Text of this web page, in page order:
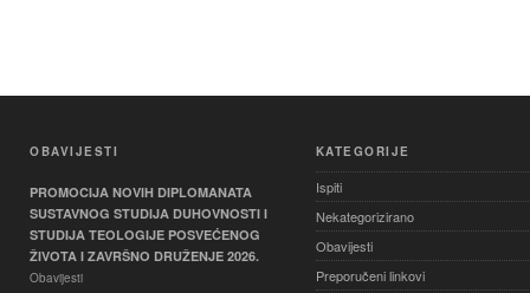
OBAVIJESTI
PROMOCIJA NOVIH DIPLOMANATA
SUSTAVNOG STUDIJA DUHOVNOSTI I
STUDIJA TEOLOGIJE POSVEĆENOG
ŽIVOTA I ZAVRŠNO DRUŽENJE 2026.
Obavijesti
KATEGORIJE
Ispiti
Nekategorizirano
Obavijesti
Preporučeni linkovi